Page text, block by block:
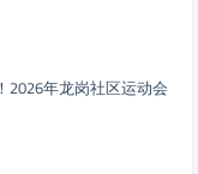
2026年龙岗社区运动会